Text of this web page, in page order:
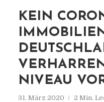
KEIN
NIVEAU
31. März 2020 2 Min.